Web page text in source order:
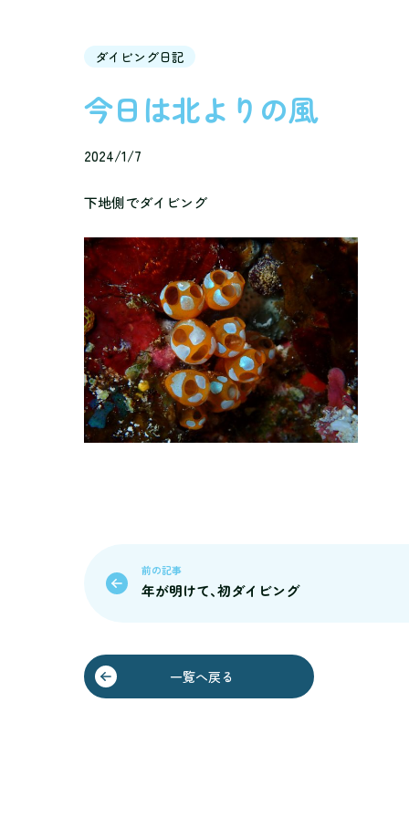
ダイビング日記
今日は北よりの風
2024/1/7
下地側でダイビング
前の記事
年が明けて､初ダイビング
一覧へ戻る